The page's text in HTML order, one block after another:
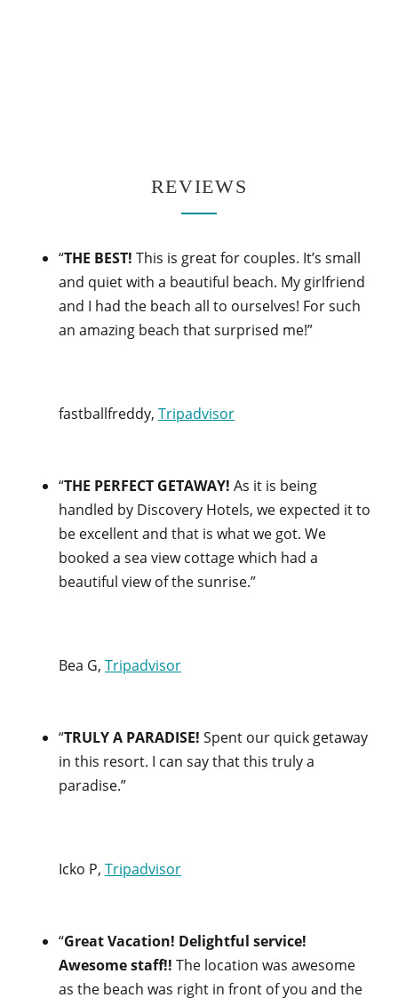
REVIEWS
“THE BEST! This is great for couples. It’s small
and quiet with a beautiful beach. My girlfriend
and I had the beach all to ourselves! For such
an amazing beach that surprised me!”
fastballfreddy, Tripadvisor
“THE PERFECT GETAWAY! As it is being
handled by Discovery Hotels, we expected it to
be excellent and that is what we got. We
booked a sea view cottage which had a
beautiful view of the sunrise.”
Bea G, Tripadvisor
“TRULY A PARADISE! Spent our quick getaway
in this resort. I can say that this truly a
paradise.”
Icko P, Tripadvisor
“Great Vacation! Delightful service!
Awesome staff!! The location was awesome
as the beach was right in front of you and the